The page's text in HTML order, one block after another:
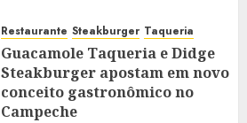
Restaurante Steakburger Taqueria
Guacamole Taqueria e Didge
Steakburger apostam em novo
conceito gastronômico no
Campeche